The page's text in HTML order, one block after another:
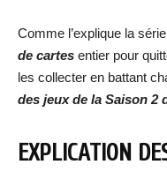
Comme l’explique la
de cartes entier pour
les collecter en battant
des jeux de la Saison 2
EXPLICATION